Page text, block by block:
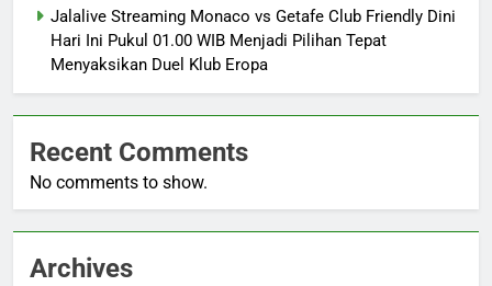
Jalalive Streaming Monaco vs Getafe Club Friendly Dini
Hari Ini Pukul 01.00 WIB Menjadi Pilihan Tepat
Menyaksikan Duel Klub Eropa
Recent Comments
No comments to show.
Archives